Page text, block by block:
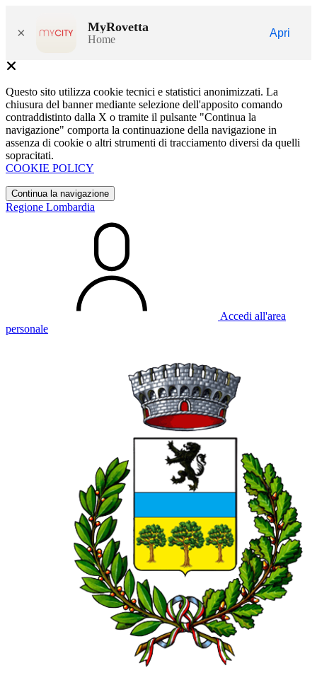
× MyRovetta
Home
Apri
Questo sito utilizza cookie tecnici e statistici anonimizzati. La
chiusura del banner mediante selezione dell'apposito comando
contraddistinto dalla X o tramite il pulsante "Continua la
navigazione" comporta la continuazione della navigazione in
assenza di cookie o altri strumenti di tracciamento diversi da quelli
sopracitati.
COOKIE POLICY
Continua la navigazione
Regione Lombardia
Accedi all'area
personale